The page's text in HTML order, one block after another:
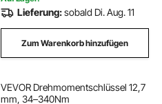
Lieferung:sobald Di. Aug. 11
Zum Warenkorb hinzufügen
VEVOR Drehmomentschlüssel 12,7
mm, 34–340Nm